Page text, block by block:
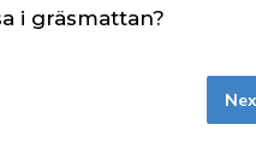
i gräsmattan?